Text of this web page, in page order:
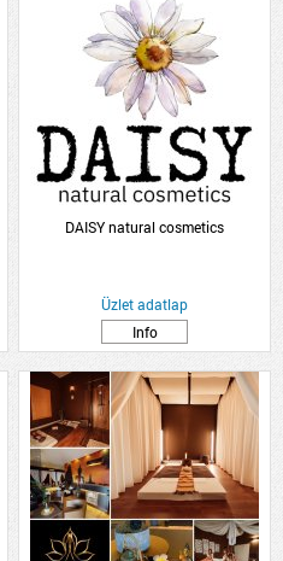
DAISY natural cosmetics
Üzlet adatlap
Info